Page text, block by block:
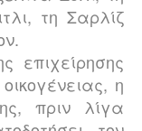
τη Σαρλίζ
επιχείρησης
η
πριν λίγα